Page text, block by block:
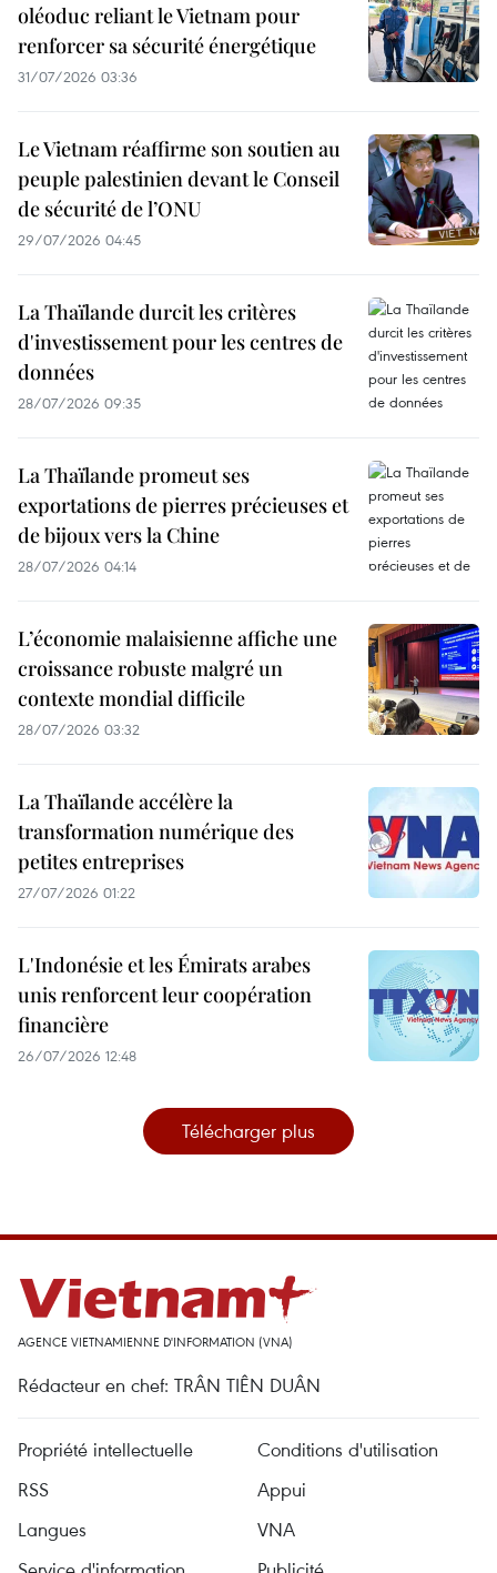
oléoduc reliant le Vietnam pour
renforcer sa sécurité énergétique
31/07/2026 03:36
Le Vietnam réaffirme son soutien au
peuple palestinien devant le Conseil
de sécurité de l’ONU
29/07/2026 04:45
La Thaïlande durcit les critères
d'investissement pour les centres de
données
28/07/2026 09:35
La Thaïlande promeut ses
exportations de pierres précieuses et
de bijoux vers la Chine
28/07/2026 04:14
L’économie malaisienne affiche une
croissance robuste malgré un
contexte mondial difficile
28/07/2026 03:32
La Thaïlande accélère la
transformation numérique des
petites entreprises
27/07/2026 01:22
L'Indonésie et les Émirats arabes
unis renforcent leur coopération
financière
26/07/2026 12:48
Télécharger plus
AGENCE VIETNAMIENNE D'INFORMATION (VNA)
Rédacteur en chef: TRÂN TIÊN DUÂN
Propriété intellectuelle
Conditions d'utilisation
RSS
Appui
Langues
VNA